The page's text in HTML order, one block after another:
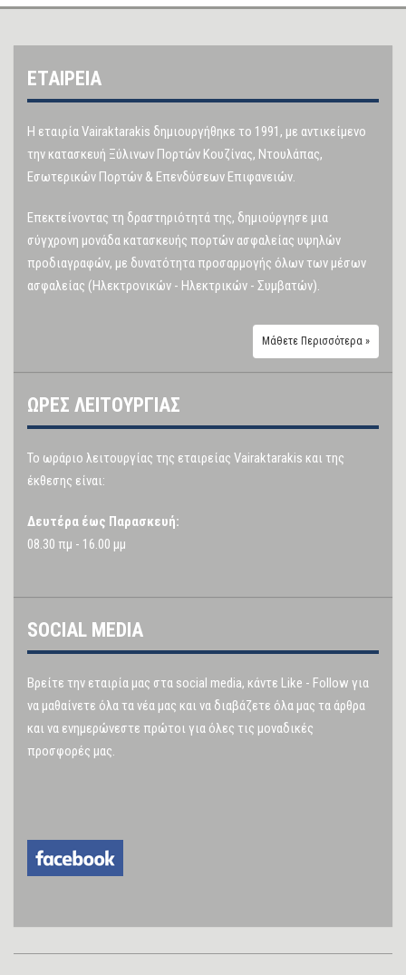
ΕΤΑΙΡΕΙΑ
Η εταιρία Vairaktarakis δημιουργήθηκε το 1991, με αντικείμενο
την κατασκευή Ξύλινων Πορτών Κουζίνας, Ντουλάπας,
Εσωτερικών Πορτών & Επενδύσεων Επιφανειών.
Επεκτείνοντας τη δραστηριότητά της, δημιούργησε μια
σύγχρονη μονάδα κατασκευής πορτών ασφαλείας υψηλών
προδιαγραφών, με δυνατότητα προσαρμογής όλων των μέσων
ασφαλείας (Ηλεκτρονικών - Ηλεκτρικών - Συμβατών).
Μάθετε Περισσότερα »
ΩΡΕΣ ΛΕΙΤΟΥΡΓΙΑΣ
Το ωράριο λειτουργίας της εταιρείας Vairaktarakis και της
έκθεσης είναι:
Δευτέρα έως Παρασκευή:
08.30 πμ - 16.00 μμ
SOCIAL MEDIA
Βρείτε την εταιρία μας στα social media, κάντε Like - Follow για
να μαθαίνετε όλα τα νέα μας και να διαβάζετε όλα μας τα άρθρα
και να ενημερώνεστε πρώτοι για όλες τις μοναδικές
προσφορές μας.